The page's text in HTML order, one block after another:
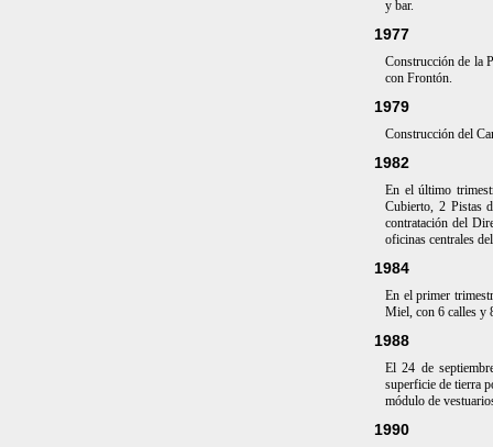
y bar.
1977
Construcción de la
con Frontón.
1979
Construcción del
1982
En el último
Cubierto, 2 Pistas
contratación del
oficinas centrales
1984
En el primer
Miel, con 6 calles y
1988
El 24 de
superficie de tierra
módulo de
1990